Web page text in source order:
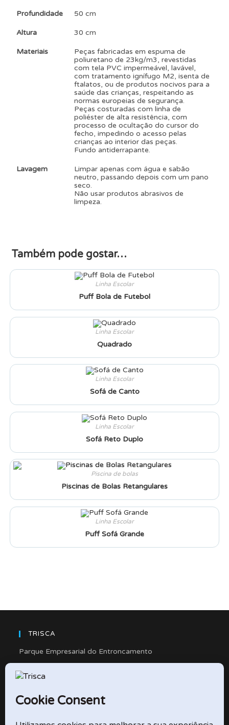
Profundidade 50 cm
Altura 30 cm
Materiais
Peças fabricadas em espuma de
poliuretano de 23kg/m3, revestidas
com tela PVC impermeável, lavável,
com tratamento ignífugo M2, isenta de
ftalatos, ou de produtos nocivos para a
saúde das crianças, respeitando as
normas europeias de segurança.
Peças costuradas com linha de
poliéster de alta resistência, com
processo de ocultação do cursor do
fecho, impedindo o acesso pelas
crianças ao interior das peças.
Fundo antiderrapante.
Lavagem
Limpar apenas com água e sabão
neutro, passando depois com um pano
seco.
Não usar produtos abrasivos de
limpeza.
Também pode gostar…
Linha Escolar
Puff Bola de Futebol
Linha Escolar
Quadrado
Linha Escolar
Sofá de Canto
Linha Escolar
Sofá Reto Duplo
Piscina de bolas
Piscinas de Bolas Retangulares
Linha Escolar
Puff Sofá Grande
TRISCA
Parque Empresarial do Entroncamento
Rua Cidade de Friedberg, Lote 4
2330-263 Entroncamento – Portugal
e-mail: didactico@trisca.pt